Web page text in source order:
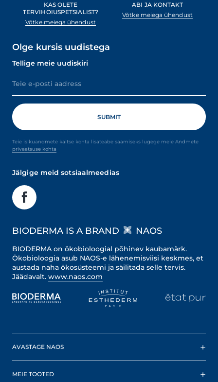
KAS OLETE
TERVIHOIUSPETSIALIST?
Võtke meiega ühendust
ABI JA KONTAKT
Võtke meiega ühendust
Olge kursis uudistega
Tellige meie uudiskiri
Teie isikuandmete kaitse kohta lisateabe saamiseks lugege meie Andmete
privaatsuse kohta
Jälgige meid sotsiaalmeedias
BIODERMA IS A BRAND NAOS
BIODERMA on ökobioloogial põhinev kaubamärk.
Ökobioloogia asub NAOS-e lähenemisviisi keskmes, et
austada naha ökosüsteemi ja säilitada selle tervis.
Jäädavalt. www.naos.com
AVASTAGE NAOS
MEIE TOOTED